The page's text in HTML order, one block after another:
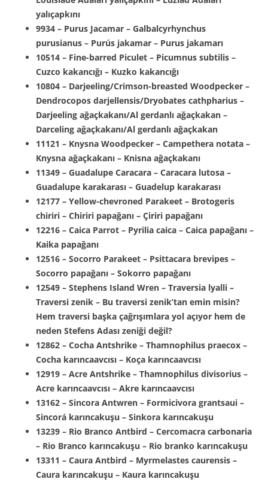
yalıçapkını
9934 – Purus Jacamar – Galbalcyrhynchus
purusianus – Purús jakamar – Purus jakamarı
10514 – Fine-barred Piculet – Picumnus subtilis –
Cuzco kakancığı – Kuzko kakancığı
10804 – Darjeeling/Crimson-breasted Woodpecker –
Dendrocopos darjellensis/Dryobates cathpharius –
Darjeeling ağaçkakanı/Al gerdanlı ağaçkakan –
Darceling ağaçkakanı/Al gerdanlı ağaçkakan
11121 – Knysna Woodpecker – Campethera notata –
Knysna ağaçkakanı – Knisna ağaçkakanı
11349 – Guadalupe Caracara – Caracara lutosa –
Guadalupe karakarası – Guadelup karakarası
12177 – Yellow-chevroned Parakeet – Brotogeris
chiriri – Chiriri papağanı – Çiriri papağanı
12216 – Caica Parrot – Pyrilia caica – Caica papağanı –
Kaika papağanı
12516 – Socorro Parakeet – Psittacara brevipes –
Socorro papağanı – Sokorro papağanı
12549 – Stephens Island Wren – Traversia lyalli –
Traversi zenik – Bu traversi zenik’tan emin misin?
Hem traversi başka çağrışımlara yol açıyor hem de
neden Stefens Adası zeniği değil?
12862 – Cocha Antshrike – Thamnophilus praecox –
Cocha karıncaavcısı – Koça karıncaavcısı
12919 – Acre Antshrike – Thamnophilus divisorius –
Acre karıncaavcısı – Akre karıncaavcısı
13162 – Sincora Antwren – Formicivora grantsaui –
Sincorá karıncakuşu – Sinkora karıncakuşu
13239 – Rio Branco Antbird – Cercomacra carbonaria
– Rio Branco karıncakuşu – Rio branko karıncakuşu
13311 – Caura Antbird – Myrmelastes caurensis –
Caura karıncakuşu – Kaura karıncakuşu